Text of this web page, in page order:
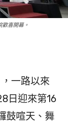
歡喜開幕。
一路以來
日迎來第16
鼓喧天、舞